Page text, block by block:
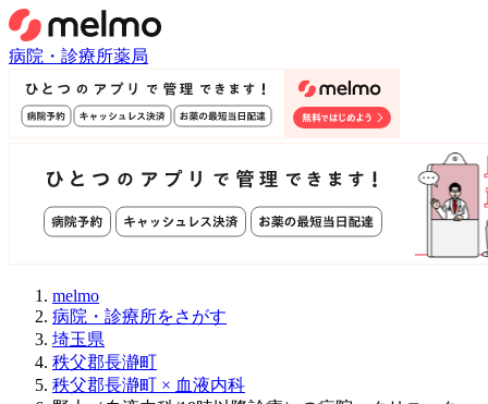
病院・診療所薬局
melmo
病院・診療所をさがす
埼玉県
秩父郡長瀞町
秩父郡長瀞町 × 血液内科